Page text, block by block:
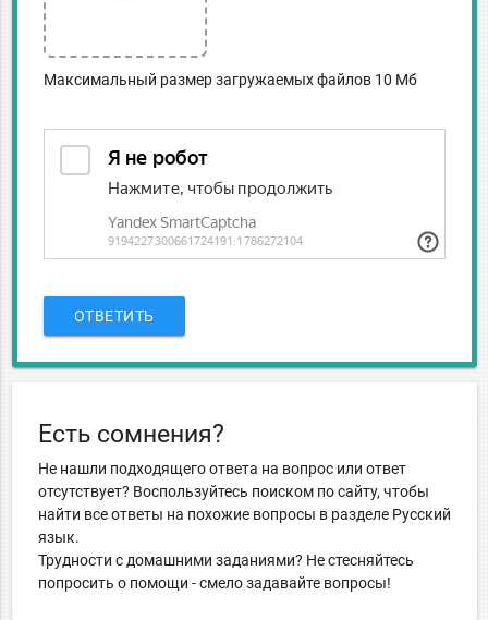
Максимальный размер загружаемых файлов 10 Мб
ОТВЕТИТЬ
Есть сомнения?
Не нашли подходящего ответа на вопрос или ответ
отсутствует? Воспользуйтесь поиском по сайту, чтобы
найти все ответы на похожие вопросы в разделе Русский
язык.
Трудности с домашними заданиями? Не стесняйтесь
попросить о помощи - смело задавайте вопросы!